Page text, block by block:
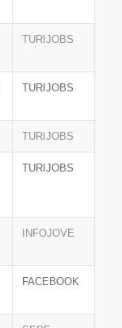
TURIJOBS
TURIJOBS
TURIJOBS
TURIJOBS
INFOJOVE
FACEBOOK